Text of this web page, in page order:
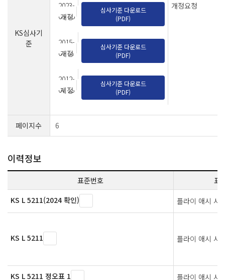
KS심사기
준
2023-
09-05
개정
심사기준 다운로드
(PDF)
개정요청
2015-
07-07
개정
심사기준 다운로드
(PDF)
2012-
07-23
제정
심사기준 다운로드
(PDF)
페이지수 6
이력정보
표준번호
표
KS L 5211(2024 확인)
플라이 애시 시
KS L 5211 플라이 애시 시
KS L 5211 정오표 1 플라이 애시 시